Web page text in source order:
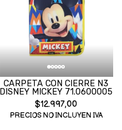
CARPETA CON CIERRE N3
DISNEY MICKEY 71.0600005
$12.997,00
PRECIOS NO INCLUYEN IVA